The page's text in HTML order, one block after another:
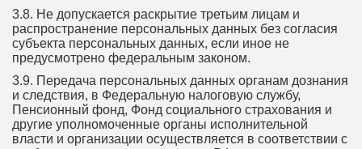
3.8. Не допускается раскрытие третьим лицам и
распространение персональных данных без согласия
субъекта персональных данных, если иное не
предусмотрено федеральным законом.
3.9. Передача персональных данных органам дознания
и следствия, в Федеральную налоговую службу,
Пенсионный фонд, Фонд социального страхования и
другие уполномоченные органы исполнительной
власти и организации осуществляется в соответствии с